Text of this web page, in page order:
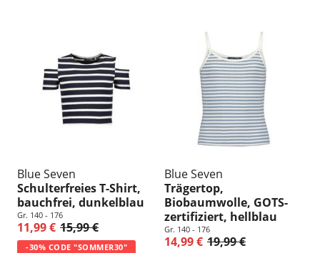
Blue Seven
Schulterfreies T-Shirt,
bauchfrei, dunkelblau
Gr. 140 - 176
11,99 € 15,99 €
-30% CODE "SOMMER30"
Blue Seven
Trägertop,
Biobaumwolle, GOTS-
zertifiziert, hellblau
Gr. 140 - 176
14,99 € 19,99 €